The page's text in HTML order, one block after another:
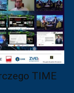
TIME